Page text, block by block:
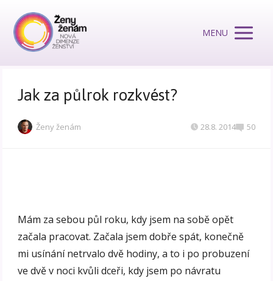
MENU
Jak za půlrok rozkvést?
Ženy ženám 28.8. 2014 50
Mám za sebou půl roku, kdy jsem na sobě opět
začala pracovat. Začala jsem dobře spát, konečně
mi usínání netrvalo dvě hodiny, a to i po probuzení
ve dvě v noci kvůli dceři, kdy jsem po návratu